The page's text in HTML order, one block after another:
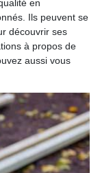
en
Ils peuvent se
découvrir ses
à propos de
aussi vous